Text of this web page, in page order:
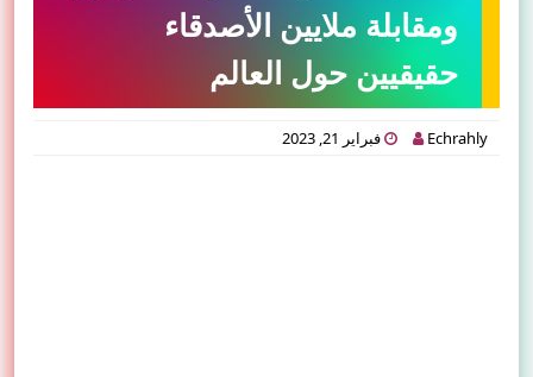
ومقابلة ملايين الأصدقاء
حقيقيين حول العالم
Echrahly فبراير 21, 2023